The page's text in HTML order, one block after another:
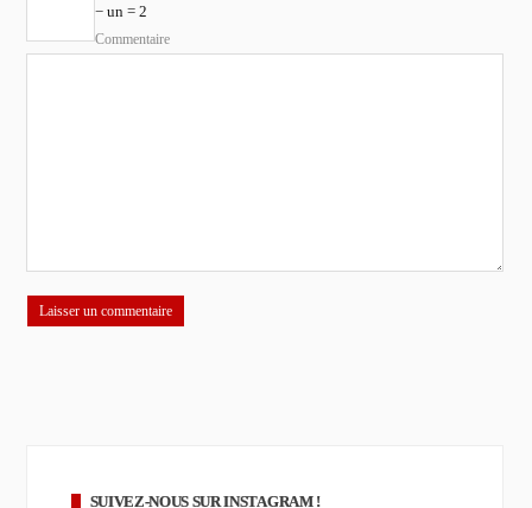
− un = 2
Commentaire
SUIVEZ-NOUS SUR INSTAGRAM !